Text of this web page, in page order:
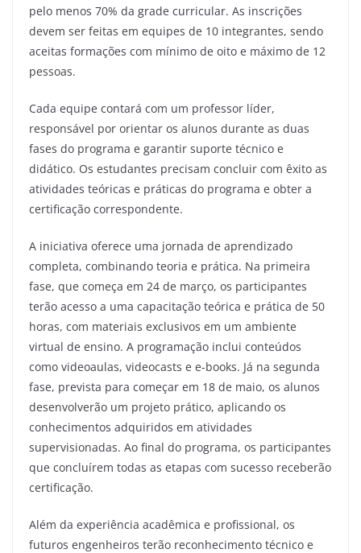
pelo menos 70% da grade curricular. As inscrições
devem ser feitas em equipes de 10 integrantes, sendo
aceitas formações com mínimo de oito e máximo de 12
pessoas.
Cada equipe contará com um professor líder,
responsável por orientar os alunos durante as duas
fases do programa e garantir suporte técnico e
didático. Os estudantes precisam concluir com êxito as
atividades teóricas e práticas do programa e obter a
certificação correspondente.
A iniciativa oferece uma jornada de aprendizado
completa, combinando teoria e prática. Na primeira
fase, que começa em 24 de março, os participantes
terão acesso a uma capacitação teórica e prática de 50
horas, com materiais exclusivos em um ambiente
virtual de ensino. A programação inclui conteúdos
como videoaulas, videocasts e e-books. Já na segunda
fase, prevista para começar em 18 de maio, os alunos
desenvolverão um projeto prático, aplicando os
conhecimentos adquiridos em atividades
supervisionadas. Ao final do programa, os participantes
que concluírem todas as etapas com sucesso receberão
certificação.
Além da experiência acadêmica e profissional, os
futuros engenheiros terão reconhecimento técnico e